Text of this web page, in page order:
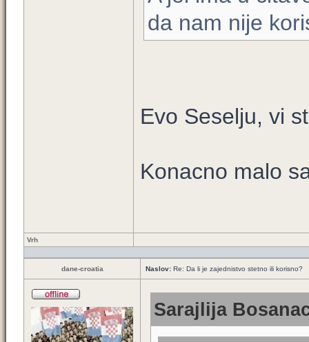
da nam nije
Evo Seselju, vi
Konacno malo
Vrh
dane-croatia Naslov: Re: Da li je zajednistvo stetno ili korisno?
Sarajlija